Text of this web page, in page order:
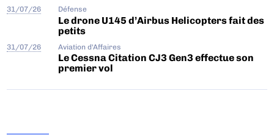
31/07/26 Défense
Le drone U145 d’Airbus Helicopters fait des
petits
31/07/26 Aviation d'Affaires
Le Cessna Citation CJ3 Gen3 effectue son
premier vol